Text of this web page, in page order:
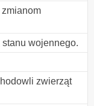
wojennego.
zwierząt